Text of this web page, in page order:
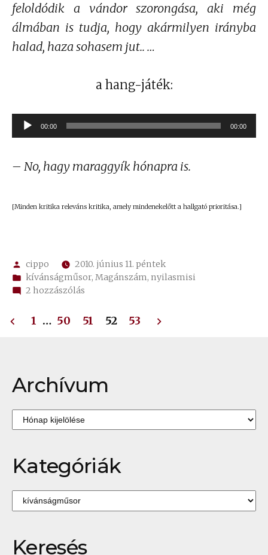
feloldódik a vándor szorongása, aki még
álmában is tudja, hogy akármilyen irányba
halad, haza sohasem jut.. …
a hang-játék:
Audió
lejátszó
00:00 00:00
– No, hagy maraggyík hónapra is.
[Minden kritika releváns kritika, amely mindenekelőtt a hallgató prioritása.]
Szerző:
cippo
2010. június 11. péntek
Kategória:
kívánságműsor,Magánszám,nyilasmisi
2 hozzászólás
Sándor
házban
–
kívánságműsor
című
Bejegyzések
1 … 50 51 52 53
Archívum
Archívum
Kategóriák
Kategóriák
Keresés